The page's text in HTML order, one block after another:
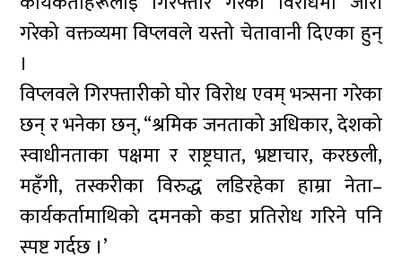
गरेको वक्तव्यमा विप्लवले यस्तो चेतावानी दिएका हुन्
।
विप्लवले गिरफ्तारीको घोर विरोध एवम् भत्र्सना गरेका
छन् र भनेका छन्, “श्रमिक जनताको अधिकार, देशको
स्वाधीनताका पक्षमा र राष्ट्रघात, भ्रष्टाचार, करछली,
महँगी, तस्करीका विरुद्ध लडिरहेका हाम्रा नेता–
कार्यकर्तामाथिको दमनको कडा प्रतिरोध गरिने पनि
स्पष्ट गर्दछ ।’